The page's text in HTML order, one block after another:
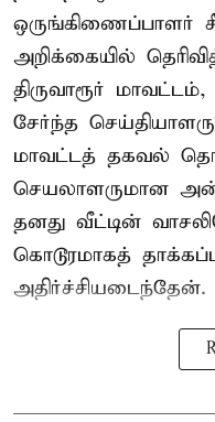
ஒருங்கிணைப்பாளர்
அறிக்கையில்
திருவாரூர்
சேர்ந்த
மாவட்டத் தகவல்
செயலாளருமான
தனது வீட்டின்
கொடூரமாகத்